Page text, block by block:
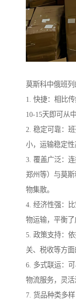
莫斯科中俄班列
1. 快捷：相比
10-15天即可从
2. 稳定可靠：
小，运输稳定性
3. 覆盖广泛：
郑州等）与莫
物集散。
4. 经济性强：
物运输，平衡了
5. 政策支持：
关、税收等方面
6. 多式联运：
物流服务，灵活
7. 货品种类多